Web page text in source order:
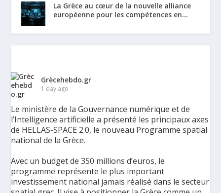
La Grèce au cœur de la nouvelle alliance
européenne pour les compétences en...
Grècehebdo.gr
1 day ago
Le ministère de la Gouvernance numérique et de
l’Intelligence artificielle a présenté les principaux axes
de HELLAS-SPACE 2.0, le nouveau Programme spatial
national de la Grèce.
Avec un budget de 350 millions d’euros, le
programme représente le plus important
investissement national jamais réalisé dans le secteur